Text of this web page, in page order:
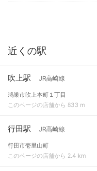
近くの駅
吹上駅 JR高崎線
鴻巣市吹上本町１丁目
このページの店舗から 833 m
行田駅 JR高崎線
行田市壱里山町
このページの店舗から 2.4 km